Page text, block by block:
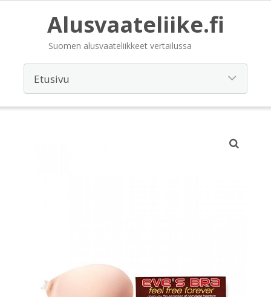
Alusvaateliike.fi
Suomen alusvaateliikkeet vertailussa